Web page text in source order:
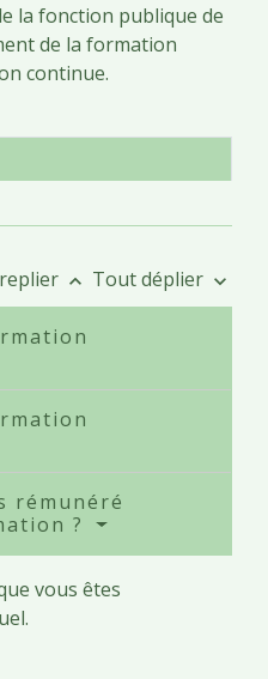
la fonction publique de
de la formation
continue.
keyboard_arrow_up Tout déplier keyboard_arrow_down
rémunéré
?
vous êtes